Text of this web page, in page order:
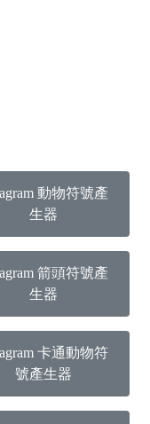
動物符號產
生器
箭頭符號產
生器
卡通動物符
號產生器